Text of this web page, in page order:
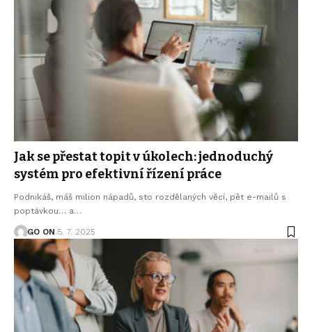
Jak se přestat topit v úkolech: jednoduchý
systém pro efektivní řízení práce
Podnikáš, máš milion nápadů, sto rozdělaných věcí, pět e-mailů s
poptávkou… a…
GO ON 5. 7. 2025